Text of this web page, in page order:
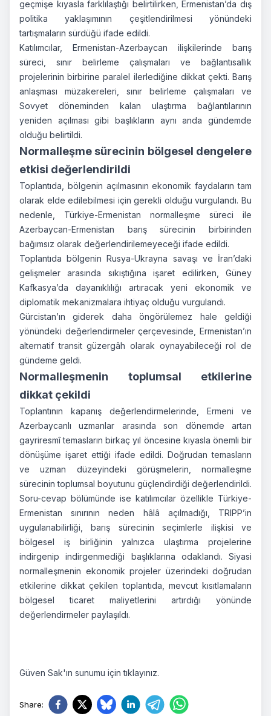
geçmişe kıyasla farklılaştığı belirtilirken, Ermenistan’da dış
politika yaklaşımının çeşitlendirilmesi yönündeki
tartışmaların sürdüğü ifade edildi.
Katılımcılar, Ermenistan-Azerbaycan ilişkilerinde barış
süreci, sınır belirleme çalışmaları ve bağlantısallık
projelerinin birbirine paralel ilerlediğine dikkat çekti. Barış
anlaşması müzakereleri, sınır belirleme çalışmaları ve
Sovyet döneminden kalan ulaştırma bağlantılarının
yeniden açılması gibi başlıkların aynı anda gündemde
olduğu belirtildi.
Normalleşme sürecinin bölgesel dengelere
etkisi değerlendirildi
Toplantıda, bölgenin açılmasının ekonomik faydaların tam
olarak elde edilebilmesi için gerekli olduğu vurgulandı. Bu
nedenle, Türkiye-Ermenistan normalleşme süreci ile
Azerbaycan-Ermenistan barış sürecinin birbirinden
bağımsız olarak değerlendirilemeyeceği ifade edildi.
Toplantıda bölgenin Rusya-Ukrayna savaşı ve İran’daki
gelişmeler arasında sıkıştığına işaret edilirken, Güney
Kafkasya’da dayanıklılığı artıracak yeni ekonomik ve
diplomatik mekanizmalara ihtiyaç olduğu vurgulandı.
Gürcistan’ın giderek daha öngörülemez hale geldiği
yönündeki değerlendirmeler çerçevesinde, Ermenistan’ın
alternatif transit güzergâh olarak oynayabileceği rol de
gündeme geldi.
Normalleşmenin toplumsal etkilerine
dikkat çekildi
Toplantının kapanış değerlendirmelerinde, Ermeni ve
Azerbaycanlı uzmanlar arasında son dönemde artan
gayriresmî temasların birkaç yıl öncesine kıyasla önemli bir
dönüşüme işaret ettiği ifade edildi. Doğrudan temasların
ve uzman düzeyindeki görüşmelerin, normalleşme
sürecinin toplumsal boyutunu güçlendirdiği değerlendirildi.
Soru-cevap bölümünde ise katılımcılar özellikle Türkiye-
Ermenistan sınırının neden hâlâ açılmadığı, TRIPP’in
uygulanabilirliği, barış sürecinin seçimlerle ilişkisi ve
bölgesel iş birliğinin yalnızca ulaştırma projelerine
indirgenip indirgenmediği başlıklarına odaklandı. Siyasi
normalleşmenin ekonomik projeler üzerindeki doğrudan
etkilerine dikkat çekilen toplantıda, mevcut kısıtlamaların
bölgesel ticaret maliyetlerini artırdığı yönünde
değerlendirmeler paylaşıldı.
Güven Sak'ın sunumu içintıklayınız.
Share: